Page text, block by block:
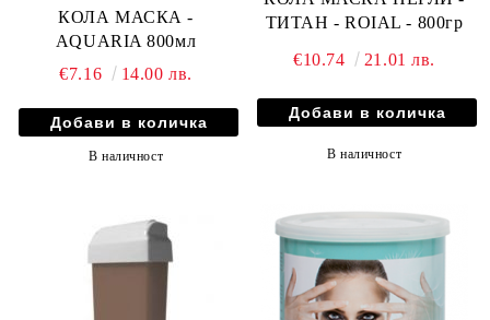
КОЛА МАСКА -
AQUARIA 800мл
€7.16
14.00 лв.
В наличност
ТИТАН - ROIAL - 800гр
€10.74 21.01 лв.
В наличност